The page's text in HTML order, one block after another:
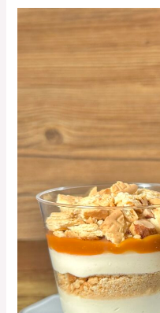
ャ
ラ
ド
ー
定
販